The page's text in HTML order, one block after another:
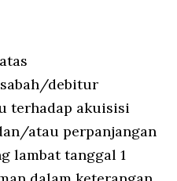
debitur
terhadap akuisisi
atau perpanjangan
lambat tanggal 1